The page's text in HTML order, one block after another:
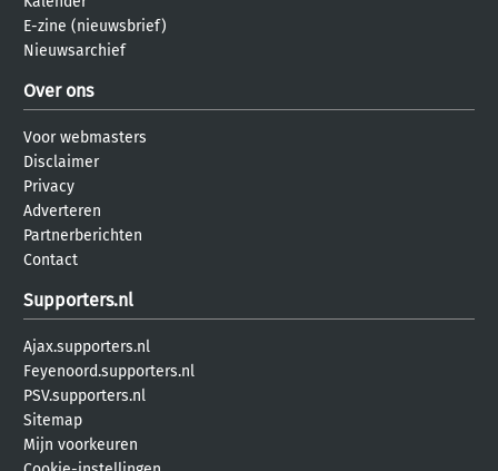
E-zine (nieuwsbrief)
Nieuwsarchief
Over ons
Voor webmasters
Disclaimer
Privacy
Adverteren
Partnerberichten
Contact
Supporters.nl
Ajax.supporters.nl
Feyenoord.supporters.nl
PSV.supporters.nl
Sitemap
Mijn voorkeuren